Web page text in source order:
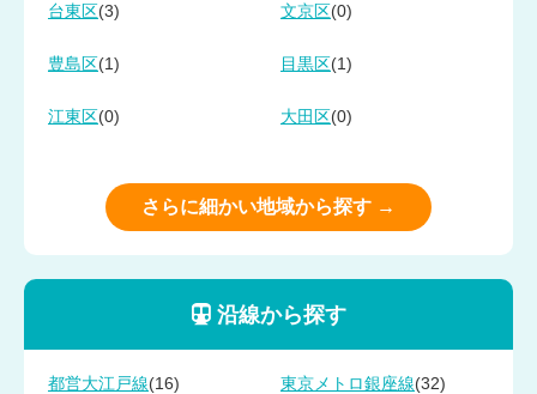
台東区 (3) 文京区 (0)
豊島区 (1) 目黒区 (1)
江東区 (0) 大田区 (0)
さらに細かい地域から探す →
沿線から探す
都営大江戸線(16) 東京メトロ銀座線(32)